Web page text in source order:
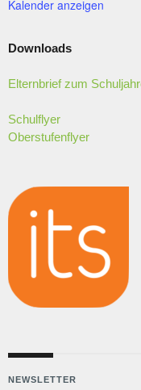
Kalender anzeigen
Downloads
Elternbrief zum
Schulflyer
Oberstufenflyer
NEWSLETTER